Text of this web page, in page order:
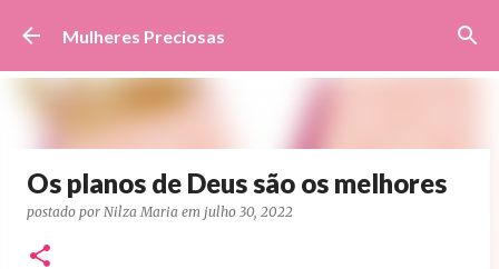
Pular para o conteúdo principal
Mulheres Preciosas
Os planos de Deus são os melhores
postado por Nilza Maria em julho 30, 2022